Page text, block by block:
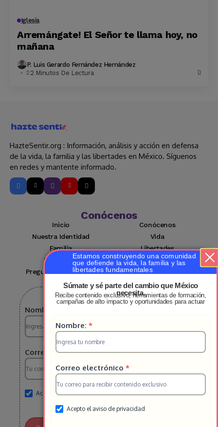
Iglesía
Arremángate! El Señor te llama hoy, no
mañana
P. Luis Gerardo Fernández Hernández
2 Minutos De Lectura
HazteSentir.org : Información, análisis y acción en defensa
de la vida, la familia y las libertades en México. Síguenos
en redes y mantente informado.
Conócenos
Inicio
Conócenos
Nuestra Identidad
Vida
Familia
Libertades
Suscríbete
Mi cuenta
Preguntas Frecuentes
Contacto
Suscribete a nuestro boletin
Suscripcion
HS
2025
Nombre:
Correo electrónico*
Acepto el aviso de privacidad
Estamos construyendo una comunidad
que defiende la vida, la familia y las
libertades fundamentales
Súmate y sé parte del cambio que México
necesita.
Recibe contenido exclusivo, herramientas de formación,
campañas de alto impacto y oportunidades para actuar
Suscripcion
HS
2025
Nombre: *
Correo electrónico *
Acepto el aviso de privacidad